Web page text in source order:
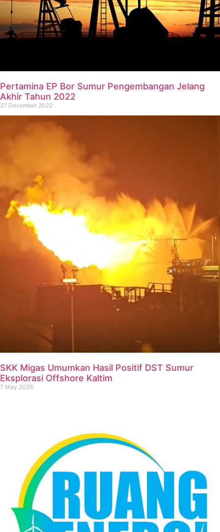
Pertamina EP Bor Sumur Pengembangan Jelang
Akhir Tahun 2022
27 December 2022
SKK Migas Umumkan Hasil Positif DST Sumur
Eksplorasi Offshore Kaltim
7 May 2026